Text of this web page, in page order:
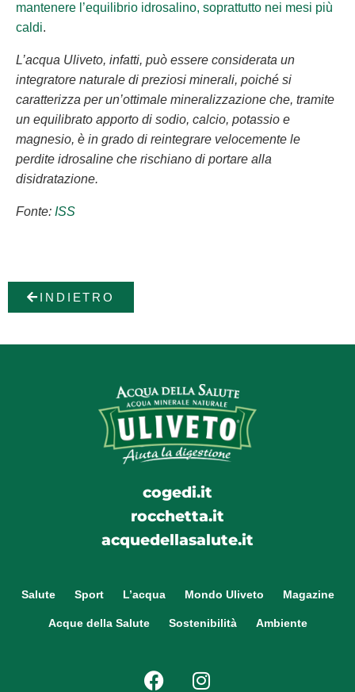
mantenere l’equilibrio idrosalino, soprattutto nei mesi più
caldi.
L’acqua Uliveto, infatti, può essere considerata un
integratore naturale di preziosi minerali, poiché si
caratterizza per un’ottimale mineralizzazione che, tramite
un equilibrato apporto di sodio, calcio, potassio e
magnesio, è in grado di reintegrare velocemente le
perdite idrosaline che rischiano di portare alla
disidratazione.
Fonte: ISS
INDIETRO
cogedi.it
rocchetta.it
acquedellasalute.it
Salute Sport L’acqua Mondo Uliveto Magazine
Acque della Salute Sostenibilità Ambiente